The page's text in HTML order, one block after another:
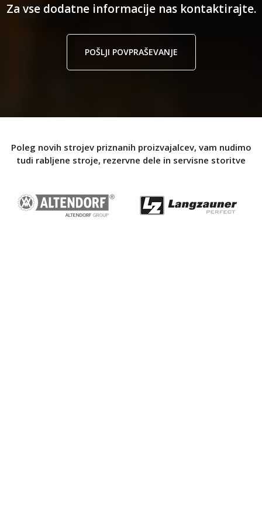
Za vse dodatne informacije nas kontaktirajte.
POŠLJI POVPRAŠEVANJE
Poleg novih strojev priznanih proizvajalcev, vam nudimo
tudi rabljene stroje, rezervne dele in servisne storitve